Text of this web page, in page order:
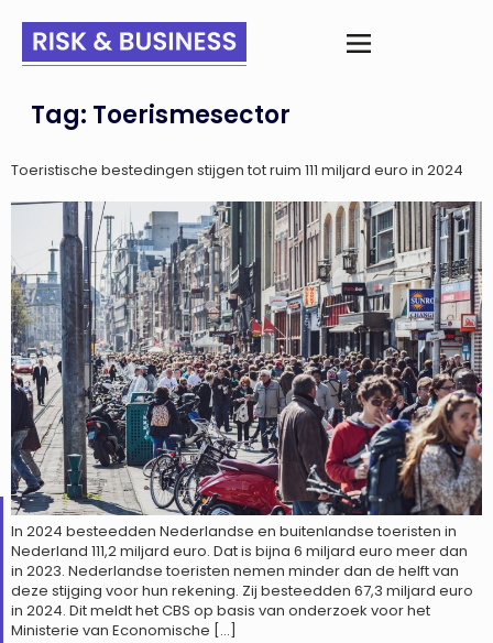
Tag: Toerismesector
Toeristische bestedingen stijgen tot ruim 111 miljard euro in 2024
In 2024 besteedden Nederlandse en buitenlandse toeristen in
Nederland 111,2 miljard euro. Dat is bijna 6 miljard euro meer dan
in 2023. Nederlandse toeristen nemen minder dan de helft van
deze stijging voor hun rekening. Zij besteedden 67,3 miljard euro
in 2024. Dit meldt het CBS op basis van onderzoek voor het
Ministerie van Economische […]